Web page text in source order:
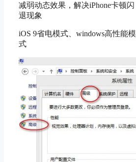
减弱动态效果，解决iPhone卡顿闪
退现象
iOS 9省电模式、windows高性能模
式